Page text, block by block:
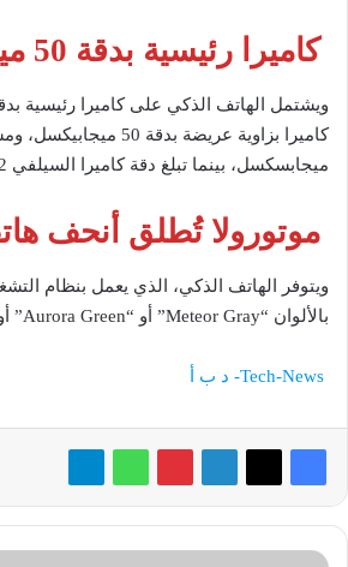
كاميرا رئيسية بدقة 50 ميجابيكسل
ميجابسكسل، بينما تبلغ دقة كاميرا السيلفي 32 ميجابيكسل.
موتورولا تُطلق أنحف
بالألوان “Meteor Gray” أو “Aurora Green” أو “Supermoon Silver”.
Tech-News- د ب أ
هواوي